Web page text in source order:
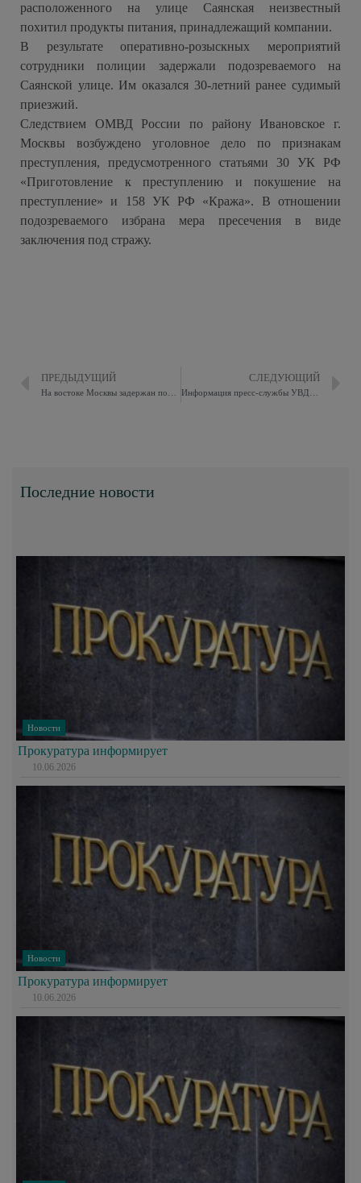
расположенного на улице Саянская неизвестный
похитил продукты питания, принадлежащий компании.
В результате оперативно-розыскных мероприятий
сотрудники полиции задержали подозреваемого на
Саянской улице. Им оказался 30-летний ранее судимый
приезжий.
Следствием ОМВД России по району Ивановское г.
Москвы возбуждено уголовное дело по признакам
преступления, предусмотренного статьями 30 УК РФ
«Приготовление к преступлению и покушение на
преступление» и 158 УК РФ «Кража». В отношении
подозреваемого избрана мера пресечения в виде
заключения под стражу.
ПРЕДЫДУЩИЙ СЛЕДУЮЩИЙ
Последние новости
Новости
Прокуратура информирует
10.06.2026
Новости
Прокуратура информирует
10.06.2026